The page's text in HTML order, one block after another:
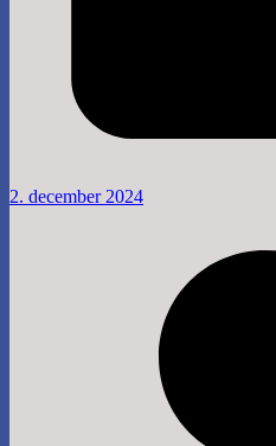
2. december 2024